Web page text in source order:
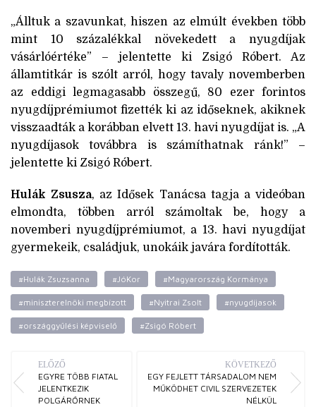
„Álltuk a szavunkat, hiszen az elmúlt években több
mint 10 százalékkal növekedett a nyugdíjak
vásárlóértéke” – jelentette ki Zsigó Róbert. Az
államtitkár is szólt arról, hogy tavaly novemberben
az eddigi legmagasabb összegű, 80 ezer forintos
nyugdíjprémiumot fizették ki az időseknek, akiknek
visszaadták a korábban elvett 13. havi nyugdíjat is. „A
nyugdíjasok továbbra is számíthatnak ránk!” –
jelentette ki Zsigó Róbert.
Hulák Zsusza, az Idősek Tanácsa tagja a videóban
elmondta, többen arról számoltak be, hogy a
novemberi nyugdíjprémiumot, a 13. havi nyugdíjat
gyermekeik, családjuk, unokáik javára fordították.
#Hulák Zsuzsanna #JóKor #Magyarország Kormánya
#miniszterelnöki megbízott #Nyitrai Zsolt #nyugdíjasok
#országgyűlési képviselő #Zsigó Róbert
ELŐZŐ
EGYRE TÖBB FIATAL
JELENTKEZIK
POLGÁRŐRNEK
KÖVETKEZŐ
EGY FEJLETT TÁRSADALOM NEM
MŰKÖDHET CIVIL SZERVEZETEK
NÉLKÜL